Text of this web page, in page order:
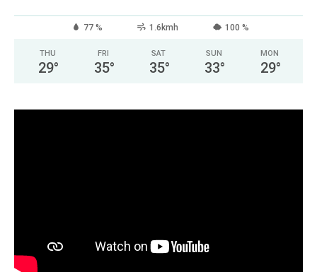
77 % 1.6kmh 100 %
THU
29°
FRI
35°
SAT
35°
SUN
33°
MON
29°